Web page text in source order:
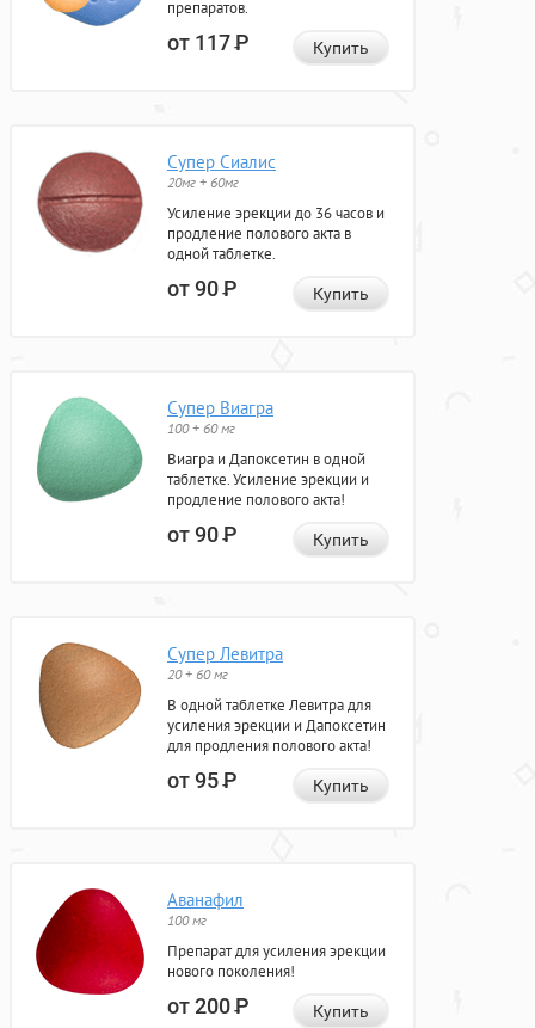
препаратов.
от 117Р Купить
Супер Сиалис
20мг + 60мг
Усиление эрекции до 36 часов и
продление полового акта в
одной таблетке.
от 90Р Купить
Супер Виагра
100 + 60 мг
Виагра и Дапоксетин в одной
таблетке. Усиление эрекции и
продление полового акта!
от 90Р Купить
Супер Левитра
20 + 60 мг
В одной таблетке Левитра для
усиления эрекции и Дапоксетин
для продления полового акта!
от 95Р Купить
Аванафил
100 мг
Препарат для усиления эрекции
нового поколения!
от 200Р Купить